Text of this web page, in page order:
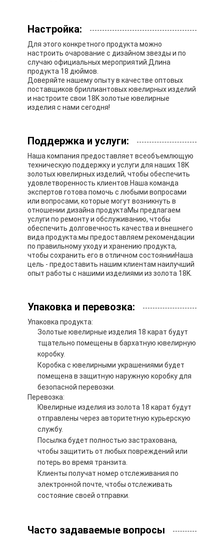
Настройка:
Для этого конкретного продукта можно
настроить очарование с дизайном звезды и по
случаю официальных мероприятий.Длина
продукта 18 дюймов.
Доверяйте нашему опыту в качестве оптовых
поставщиков бриллиантовых ювелирных изделий
и настроите свои 18K золотые ювелирные
изделия с нами сегодня!
Поддержка и услуги:
Наша компания предоставляет всеобъемлющую
техническую поддержку и услуги для наших 18K
золотых ювелирных изделий, чтобы обеспечить
удовлетворенность клиентов.Наша команда
экспертов готова помочь с любыми вопросами
или вопросами, которые могут возникнуть в
отношении дизайна продуктаМы предлагаем
услуги по ремонту и обслуживанию, чтобы
обеспечить долговечность качества и внешнего
вида продукта.мы предоставляем рекомендации
по правильному уходу и хранению продукта,
чтобы сохранить его в отличном состоянииНаша
цель - предоставить нашим клиентам наилучший
опыт работы с нашими изделиями из золота 18K.
Упаковка и перевозка:
Упаковка продукта:
Золотые ювелирные изделия 18 карат будут
тщательно помещены в бархатную ювелирную
коробку.
Коробка с ювелирными украшениями будет
помещена в защитную наружную коробку для
безопасной перевозки.
Перевозка:
Ювелирные изделия из золота 18 карат будут
отправлены через авторитетную курьерскую
службу.
Посылка будет полностью застрахована,
чтобы защитить от любых повреждений или
потерь во время транзита.
Клиенты получат номер отслеживания по
электронной почте, чтобы отслеживать
состояние своей отправки.
Часто задаваемые вопросы